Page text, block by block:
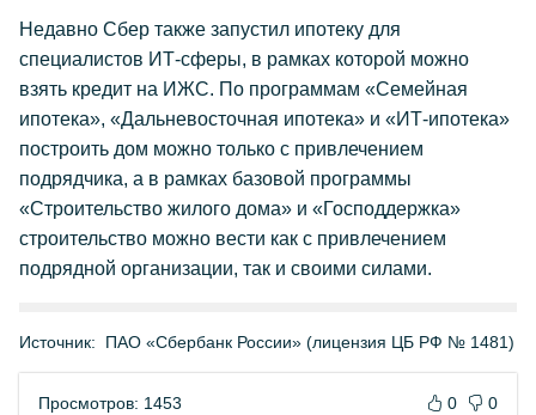
Недавно Сбер также запустил ипотеку для
специалистов ИТ-сферы, в рамках которой можно
взять кредит на ИЖС. По программам «Семейная
ипотека», «Дальневосточная ипотека» и «ИТ-ипотека»
построить дом можно только с привлечением
подрядчика, а в рамках базовой программы
«Строительство жилого дома» и «Господдержка»
строительство можно вести как с привлечением
подрядной организации, так и своими силами.
Источник: ПАО «Сбербанк России» (лицензия ЦБ РФ № 1481)
Просмотров: 1453 0 0